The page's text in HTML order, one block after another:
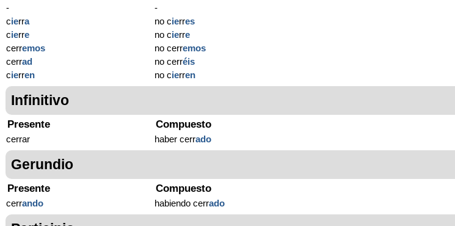
-
cierra
cierre
cerremos
cerrad
cierren
-
no cierres
no cierre
no cerremos
no cerréis
no cierren
Infinitivo
Presente
cerrar
Compuesto
haber cerrado
Gerundio
Presente
cerrando
Compuesto
habiendo cerrado